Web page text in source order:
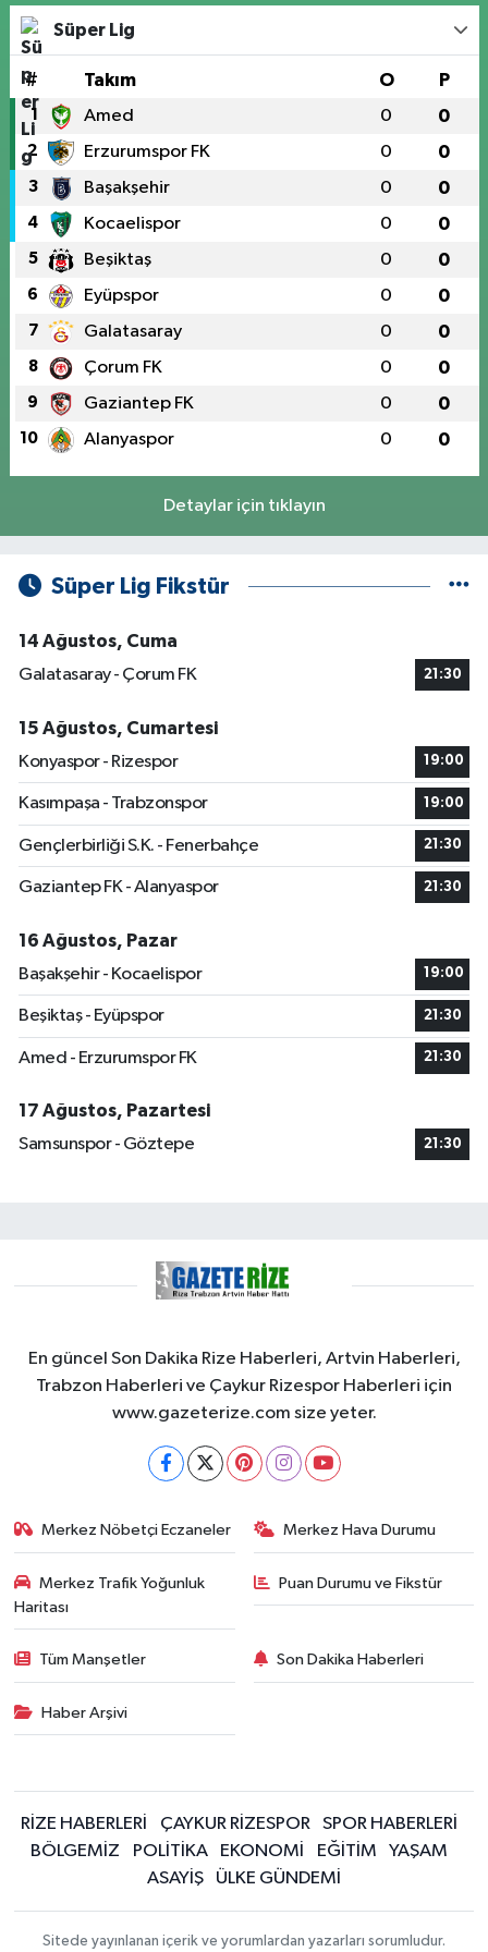
Süper Lig
# Takım O P
1 Amed 0 0
2 Erzurumspor FK 0 0
3 Başakşehir 0 0
4 Kocaelispor 0 0
5 Beşiktaş 0 0
6 Eyüpspor 0 0
7 Galatasaray 0 0
8 Çorum FK 0 0
9 Gaziantep FK 0 0
10 Alanyaspor 0 0
Detaylar için tıklayın
Süper Lig Fikstür
14 Ağustos, Cuma
Galatasaray - Çorum FK
21:30
15 Ağustos, Cumartesi
Konyaspor - Rizespor
19:00
Kasımpaşa - Trabzonspor 19:00
Gençlerbirliği S.K. - Fenerbahçe 21:30
Gaziantep FK - Alanyaspor 21:30
16 Ağustos, Pazar
Başakşehir - Kocaelispor
19:00
Beşiktaş - Eyüpspor 21:30
Amed - Erzurumspor FK 21:30
17 Ağustos, Pazartesi
Samsunspor - Göztepe
21:30
En güncel Son Dakika Rize Haberleri, Artvin Haberleri,
Trabzon Haberleri ve Çaykur Rizespor Haberleri için
www.gazeterize.com size yeter.
Merkez Nöbetçi Eczaneler Merkez Hava Durumu
Merkez Trafik Yoğunluk
Haritası
Puan Durumu ve Fikstür
Tüm Manşetler Son Dakika Haberleri
Haber Arşivi
RİZE HABERLERİ ÇAYKUR RİZESPOR
SPOR HABERLERİ
BÖLGEMİZ
POLİTİKA EKONOMİ EĞİTİM
YAŞAM
ASAYİŞ
ÜLKE GÜNDEMİ
Sitede yayınlanan içerik ve yorumlardan yazarları sorumludur.